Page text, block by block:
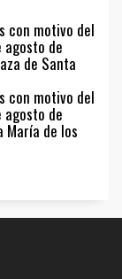
con motivo del
agosto de
de Santa
con motivo del
agosto de
María de los